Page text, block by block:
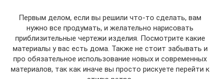
Первым делом, если вы решили что-то сделать, вам
нужно все продумать, и желательно нарисовать
приблизительные чертежи изделия. Посмотрите какие
материалы у вас есть дома. Также не стоит забывать и
про обязательное использование новых и современных
материалов, так как иначе вы просто рискуете перейти к